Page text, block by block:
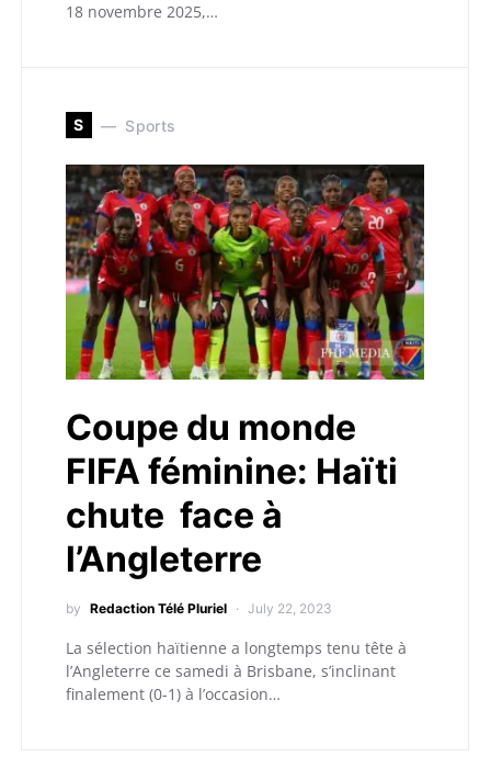
18 novembre 2025,…
S Sports
Coupe du monde
FIFA féminine: Haïti
chute face à
l’Angleterre
by Redaction Télé Pluriel July 22, 2023
La sélection haïtienne a longtemps tenu tête à
l’Angleterre ce samedi à Brisbane, s’inclinant
finalement (0-1) à l’occasion…